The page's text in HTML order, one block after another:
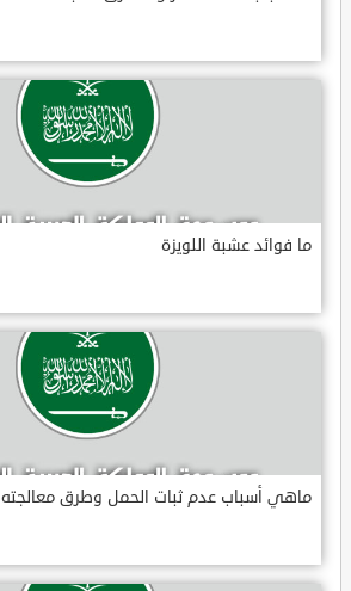
ما فوائد عشبة اللويزة
ماهي أسباب عدم ثبات الحمل وطرق معالجته